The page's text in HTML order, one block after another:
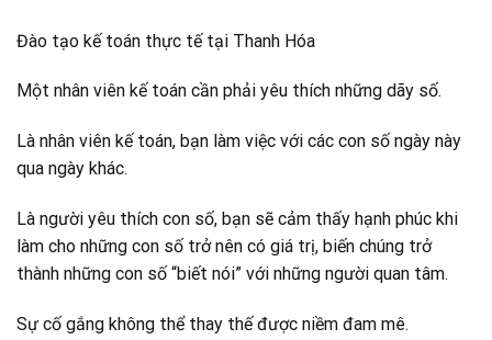
Đào tạo kế toán thực tế tại Thanh Hóa
Một nhân viên kế toán cần phải yêu thích những dãy số.
Là nhân viên kế toán, bạn làm việc với các con số ngày này
qua ngày khác.
Là người yêu thích con số, bạn sẽ cảm thấy hạnh phúc khi
làm cho những con số trở nên có giá trị, biến chúng trở
thành những con số “biết nói” với những người quan tâm.
Sự cố gắng không thể thay thế được niềm đam mê.